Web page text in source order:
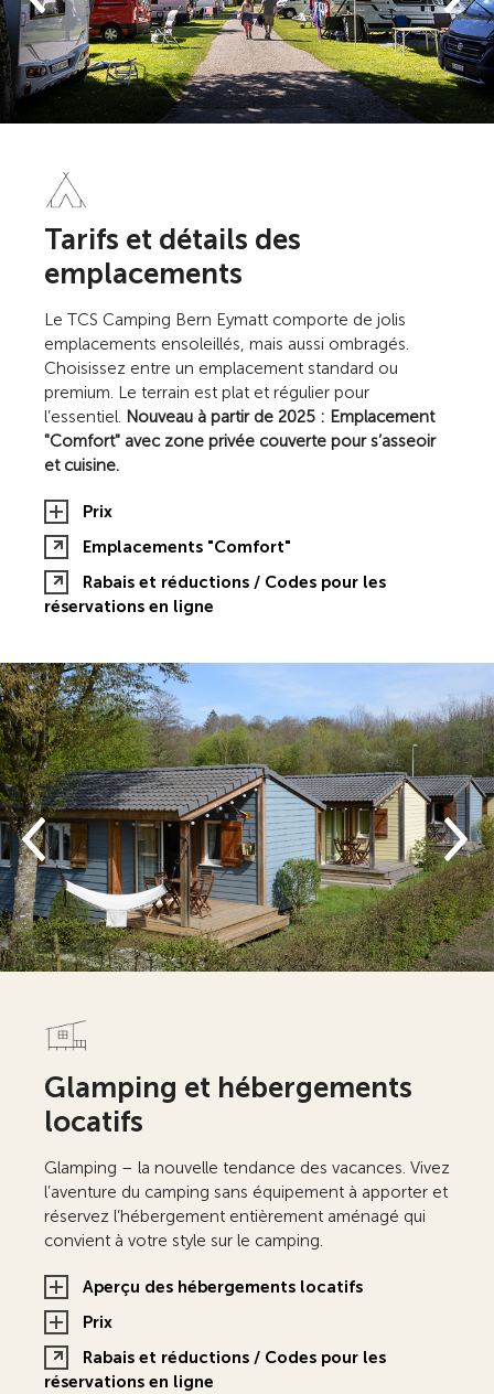
Tarifs et détails des
emplacements
Le TCS Camping Bern Eymatt comporte de jolis
emplacements ensoleillés, mais aussi ombragés.
Choisissez entre un emplacement standard ou
premium. Le terrain est plat et régulier pour
l’essentiel. Nouveau à partir de 2025 : Emplacement
"Comfort" avec zone privée couverte pour s’asseoir
et cuisine.
Prix
Emplacements "Comfort"
Rabais et réductions / Codes pour les
réservations en ligne
Glamping et hébergements
locatifs
Glamping – la nouvelle tendance des vacances. Vivez
l’aventure du camping sans équipement à apporter et
réservez l’hébergement entièrement aménagé qui
convient à votre style sur le camping.
Aperçu des hébergements locatifs
Prix
Rabais et réductions / Codes pour les
réservations en ligne